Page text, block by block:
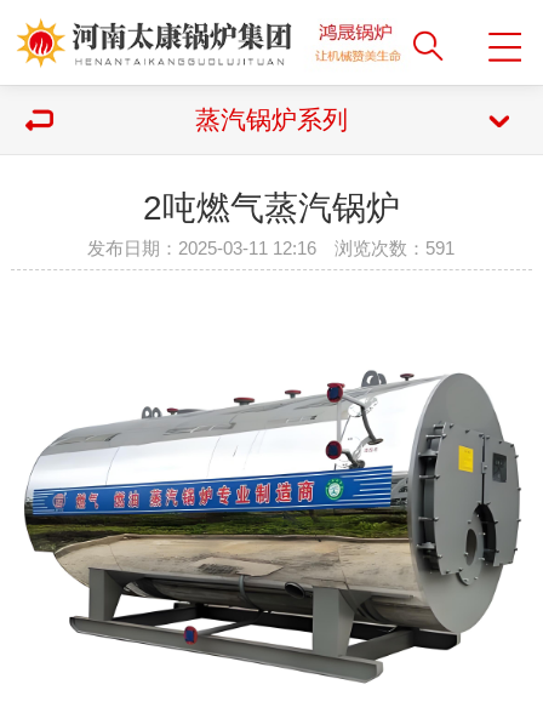
蒸汽锅炉系列
2吨燃气蒸汽锅炉
发布日期：2025-03-11 12:16 浏览次数： 591